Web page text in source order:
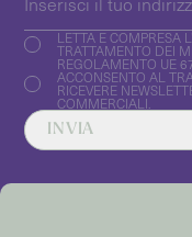
LETTA E COMPRESA L'
TRATTAMENTO DEI
REGOLAMENTO UE
ACCONSENTO AL
RICEVERE
COMMERCIALI.
INVIA